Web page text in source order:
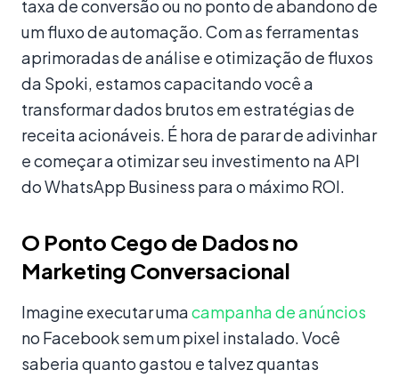
taxa de conversão ou no ponto de abandono de
um fluxo de automação. Com as ferramentas
aprimoradas de análise e otimização de fluxos
da Spoki, estamos capacitando você a
transformar dados brutos em estratégias de
receita acionáveis. É hora de parar de adivinhar
e começar a otimizar seu investimento na API
do WhatsApp Business para o máximo ROI.
O Ponto Cego de Dados no
Marketing Conversacional
Imagine executar umacampanha de anúncios
no Facebook sem um pixel instalado. Você
saberia quanto gastou e talvez quantas